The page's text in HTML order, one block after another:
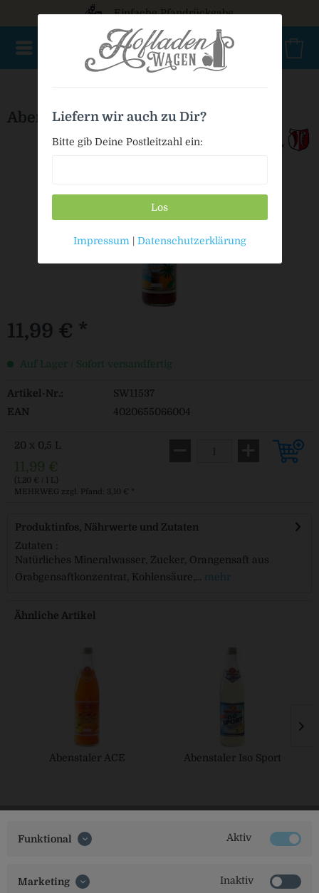
Einfache Pfandrückgabe
Abenstaler Cola-Mix
11,99 € *
Auf Lager / Sofort versandfertig
Artikel-Nr.:
SW11537
EAN
4020655066004
20 x 0,5 L
11,99 €
(1,20 € / 1 L)
MEHRWEG zzgl. Pfand: 3,10 € *
Produktinfos, Nährwerte und Zutaten
Zutaten :
Natürliches Mineralwasser, Zucker, Orangensaft aus
Orabgensaftkonzentrat, Kohlensäure,...
mehr
Ähnliche Artikel
Abenstaler ACE Abenstaler Iso Sport
Funktional Aktiv
Marketing Inaktiv
Liefern wir auch zu Dir?
Bitte gib Deine Postleitzahl ein:
Los
Impressum | Datenschutzerklärung